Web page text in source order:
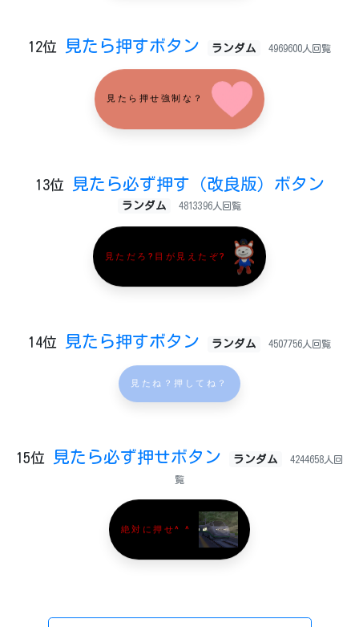
12位 見たら押すボタン ランダム 4969600人回覧
見たら押せ強制な？
13位 見たら必ず押す（改良版）ボタン
ランダム 4813396人回覧
見ただろ?目が見えたぞ?
14位 見たら押すボタン ランダム 4507756人回覧
見たね？押してね？
15位 見たら必ず押せボタン ランダム 4244658人回
覧
絶対に押せ^ ^